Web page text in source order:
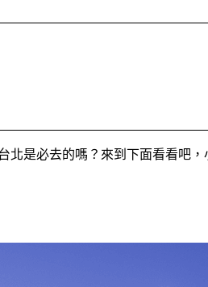
是必去的嗎？來到下面看看吧